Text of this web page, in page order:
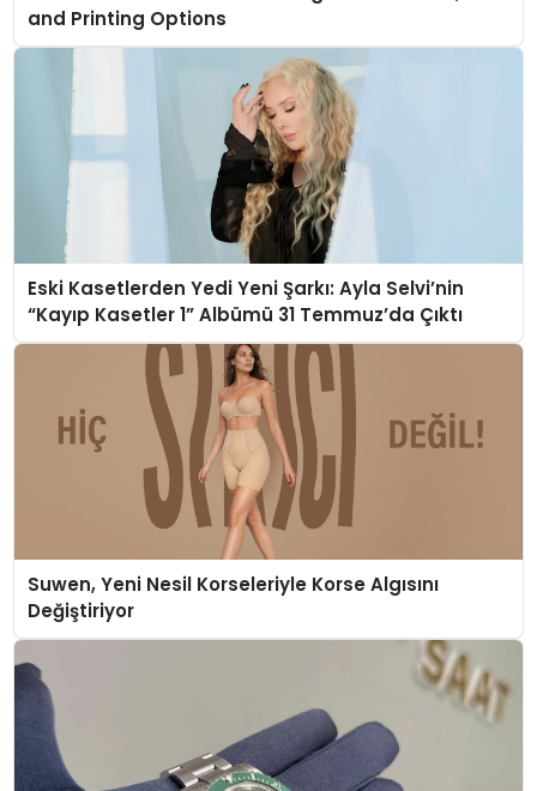
and Printing Options
Eski Kasetlerden Yedi Yeni Şarkı: Ayla Selvi’nin
“Kayıp Kasetler 1” Albümü 31 Temmuz’da Çıktı
Suwen, Yeni Nesil Korseleriyle Korse Algısını
Değiştiriyor